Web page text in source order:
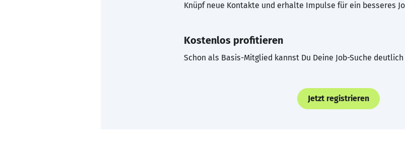
Knüpf neue Kontakte und erhalte Impulse für ein besseres
Kostenlos profitieren
Schon als Basis-Mitglied kannst Du Deine Job-Suche
Jetzt registrieren